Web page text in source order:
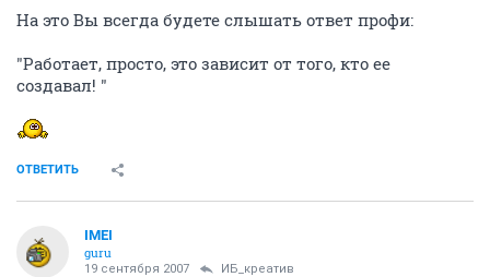
На это Вы всегда будете слышать ответ профи:
"Работает, просто, это зависит от того, кто ее
создавал! "
ОТВЕТИТЬ
IMEI
guru
19 сентября 2007 ИБ_креатив